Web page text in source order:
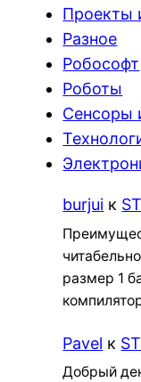
Проекты
Разное
Робософт
Роботы
Сенсоры
burjui к
размер 1
Pavel к
Добрый